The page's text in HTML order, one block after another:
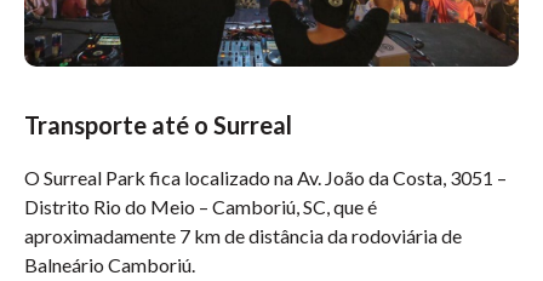
Transporte até o Surreal
O Surreal Park fica localizado na Av. João da Costa, 3051 –
Distrito Rio do Meio – Camboriú, SC, que é
aproximadamente 7 km de distância da rodoviária de
Balneário Camboriú.